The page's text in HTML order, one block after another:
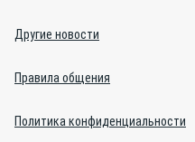
Другие новости
Правила общения
Политика конфиденциальности